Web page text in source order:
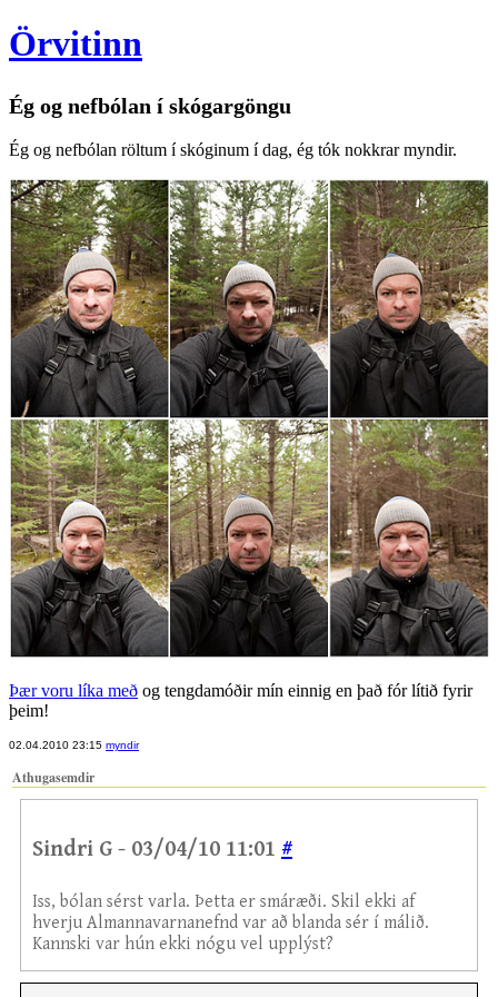
Örvitinn
Ég og nefbólan í skógargöngu
Ég og nefbólan röltum í skóginum í dag, ég tók nokkrar myndir.
Þær voru líka með og tengdamóðir mín einnig en það fór lítið fyrir
þeim!
02.04.2010 23:15 myndir
Athugasemdir
Sindri G - 03/04/10 11:01 #
Iss, bólan sérst varla. Þetta er smáræði. Skil ekki af
hverju Almannavarnanefnd var að blanda sér í málið.
Kannski var hún ekki nógu vel upplýst?